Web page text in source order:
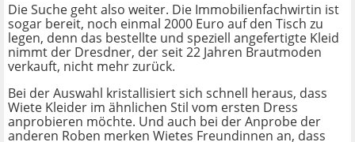
Die Suche geht also weiter. Die Immobilienfachwirtin ist
sogar bereit, noch einmal 2000 Euro auf den Tisch zu
legen, denn das bestellte und speziell angefertigte Kleid
nimmt der Dresdner, der seit 22 Jahren Brautmoden
verkauft, nicht mehr zurück.
Bei der Auswahl kristallisiert sich schnell heraus, dass
Wiete Kleider im ähnlichen Stil vom ersten Dress
anprobieren möchte. Und auch bei der Anprobe der
anderen Roben merken Wietes Freundinnen an, dass